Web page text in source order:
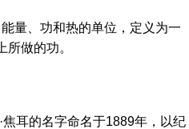
量、功和热的单位，定义为一
做的功。
焦耳的名字命名于1889年，以纪